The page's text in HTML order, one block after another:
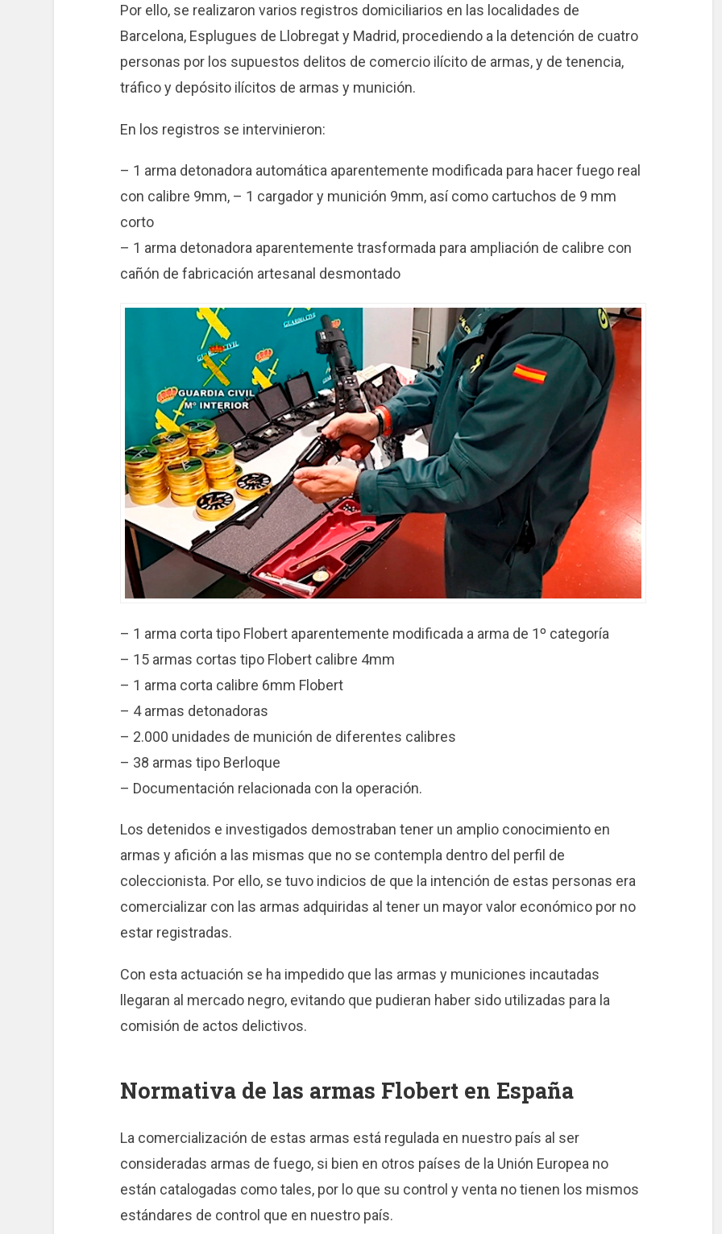
Por ello, se realizaron varios registros domiciliarios en las localidades de
Barcelona, Esplugues de Llobregat y Madrid, procediendo a la detención de cuatro
personas por los supuestos delitos de comercio ilícito de armas, y de tenencia,
tráfico y depósito ilícitos de armas y munición.
En los registros se intervinieron:
– 1 arma detonadora automática aparentemente modificada para hacer fuego real
con calibre 9mm, – 1 cargador y munición 9mm, así como cartuchos de 9 mm
corto
– 1 arma detonadora aparentemente trasformada para ampliación de calibre con
cañón de fabricación artesanal desmontado
– 1 arma corta tipo Flobert aparentemente modificada a arma de 1º categoría
– 15 armas cortas tipo Flobert calibre 4mm
– 1 arma corta calibre 6mm Flobert
– 4 armas detonadoras
– 2.000 unidades de munición de diferentes calibres
– 38 armas tipo Berloque
– Documentación relacionada con la operación.
Los detenidos e investigados demostraban tener un amplio conocimiento en
armas y afición a las mismas que no se contempla dentro del perfil de
coleccionista. Por ello, se tuvo indicios de que la intención de estas personas era
comercializar con las armas adquiridas al tener un mayor valor económico por no
estar registradas.
Con esta actuación se ha impedido que las armas y municiones incautadas
llegaran al mercado negro, evitando que pudieran haber sido utilizadas para la
comisión de actos delictivos.
Normativa de las armas Flobert en España
La comercialización de estas armas está regulada en nuestro país al ser
consideradas armas de fuego, si bien en otros países de la Unión Europea no
están catalogadas como tales, por lo que su control y venta no tienen los mismos
estándares de control que en nuestro país.